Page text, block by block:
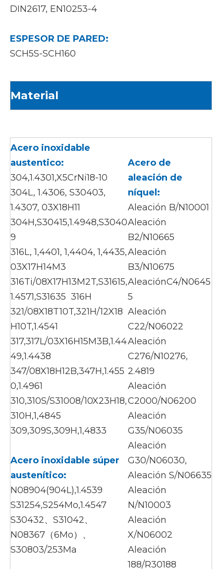
DIN2617, EN10253-4
ESPESOR DE PARED:
SCH5S-SCH160
Material
Acero inoxidable
austentico:
304,1.4301,X5CrNi18-10
304L, 1.4306, S30403,
1.4307, 03X18H11
304H,S30415,1.4948,S3040
9
316L, 1,4401, 1,4404, 1,4435,
03X17H14M3
316Ti/08X17H13M2T,S31615,
1.4571,S31635 316H
321/08X18T10T,321H/12X18
H10T,1.4541
317,317L/03X16H15M3B,1.44
49,1.4438
347/08X18H12B,347H,1.455
0,1.4961
310,310S/S31008/10X23H18,
310H,1,4845
309,309S,309H,1,4833
Acero inoxidable súper
austenítico:
N08904(904L),1.4539
S31254,S254Mo,1.4547
S30432、S31042、
N08367（6Mo）、
S30803/253Ma
Acero de
aleación de
níquel:
Aleación B/N10001
Aleación
B2/N10665
Aleación
B3/N10675
AleaciónC4/N0645
5
Aleación
C22/N06022
Aleación
C276/N10276,
2.4819
Aleación
C2000/N06200
Aleación
G35/N06035
Aleación
G30/N06030,
Aleación S/N06635
Aleación
N/N10003
Aleación
X/N06002
Aleación
188/R30188